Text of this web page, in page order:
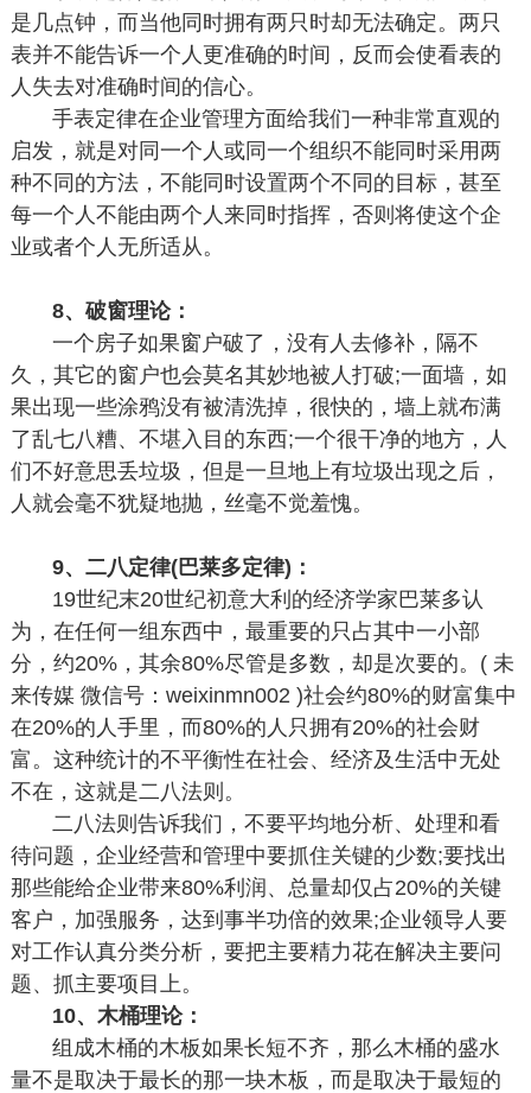
是几点钟，而当他同时拥有两只时却无法确定。两只
表并不能告诉一个人更准确的时间，反而会使看表的
人失去对准确时间的信心。
手表定律在企业管理方面给我们一种非常直观的
启发，就是对同一个人或同一个组织不能同时采用两
种不同的方法，不能同时设置两个不同的目标，甚至
每一个人不能由两个人来同时指挥，否则将使这个企
业或者个人无所适从。
8、破窗理论：
一个房子如果窗户破了，没有人去修补，隔不
久，其它的窗户也会莫名其妙地被人打破;一面墙，如
果出现一些涂鸦没有被清洗掉，很快的，墙上就布满
了乱七八糟、不堪入目的东西;一个很干净的地方，人
们不好意思丢垃圾，但是一旦地上有垃圾出现之后，
人就会毫不犹疑地抛，丝毫不觉羞愧。
9、二八定律(巴莱多定律)：
19世纪末20世纪初意大利的经济学家巴莱多认
为，在任何一组东西中，最重要的只占其中一小部
分，约20%，其余80%尽管是多数，却是次要的。( 未
来传媒 微信号：weixinmn002 )社会约80%的财富集中
在20%的人手里，而80%的人只拥有20%的社会财
富。这种统计的不平衡性在社会、经济及生活中无处
不在，这就是二八法则。
二八法则告诉我们，不要平均地分析、处理和看
待问题，企业经营和管理中要抓住关键的少数;要找出
那些能给企业带来80%利润、总量却仅占20%的关键
客户，加强服务，达到事半功倍的效果;企业领导人要
对工作认真分类分析，要把主要精力花在解决主要问
题、抓主要项目上。
10、木桶理论：
组成木桶的木板如果长短不齐，那么木桶的盛水
量不是取决于最长的那一块木板，而是取决于最短的